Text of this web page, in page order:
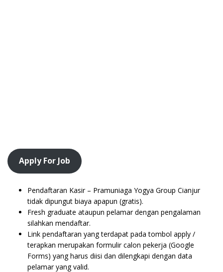
Apply For Job
Pendaftaran Kasir – Pramuniaga Yogya Group Cianjur
tidak dipungut biaya apapun (gratis).
Fresh graduate ataupun pelamar dengan pengalaman
silahkan mendaftar.
Link pendaftaran yang terdapat pada tombol apply /
terapkan merupakan formulir calon pekerja (Google
Forms) yang harus diisi dan dilengkapi dengan data
pelamar yang valid.